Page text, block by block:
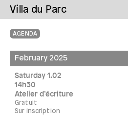
Villa du Parc
AGENDA
February 2025
Saturday 1.02
14h30
Atelier d’écriture
Gratuit
Sur inscription